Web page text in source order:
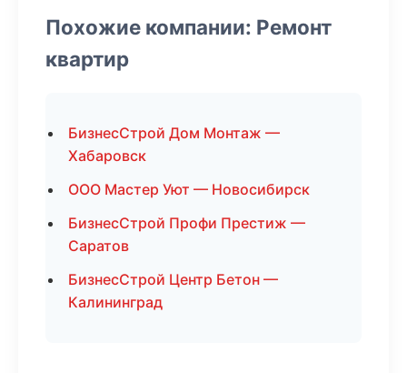
Похожие компании: Ремонт
квартир
БизнесСтрой Дом Монтаж —
Хабаровск
ООО Мастер Уют — Новосибирск
БизнесСтрой Профи Престиж —
Саратов
БизнесСтрой Центр Бетон —
Калининград